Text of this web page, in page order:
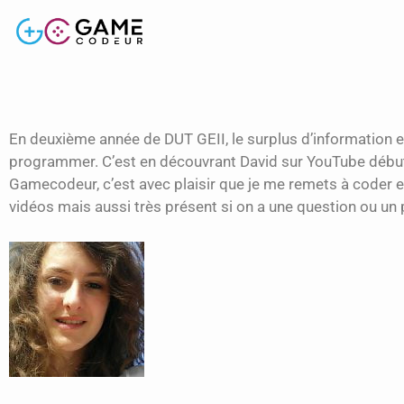
En deuxième année de DUT GEII, le surplus
programmer. C’est en découvrant David sur YouTube
Gamecodeur, c’est avec plaisir que je me remets à
vidéos mais aussi très présent si on a une question ou un